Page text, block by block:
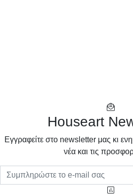
Houseart
Eγγραφείτε στο newsletter μας κι
νέα και τις